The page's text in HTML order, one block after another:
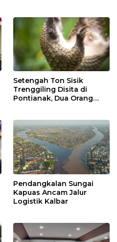
Setengah Ton Sisik
Trenggiling Disita di
Pontianak, Dua Orang
Pendangkalan Sungai
Kapuas Ancam Jalur
Logistik Kalbar